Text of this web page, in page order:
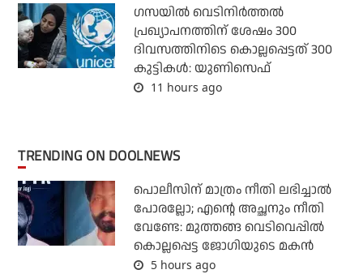
ഗസയില്‍ വെടിനിര്‍ത്തല്‍
പ്രഖ്യാപനത്തിന് ശേഷം 300
ദിവസത്തിനിടെ കൊല്ലപ്പെട്ടത് 300
കുട്ടികള്‍: യുണിസെഫ്
11 hours ago
TRENDING ON DOOLNEWS
പൊലീസിന് മാത്രം നീതി ലഭിച്ചാല്‍
പോരല്ലോ; എന്റെ അച്ഛനും നീതി
വേണ്ടേ: മുത്തങ്ങ വെടിവെപ്പില്‍
കൊല്ലപ്പെട്ട ജോഗിയുടെ മകന്‍
5 hours ago